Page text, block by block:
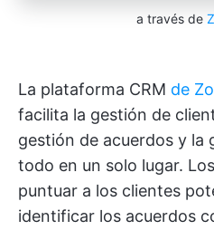
a través de
La plataforma CRM de
facilita la gestión de
gestión de acuerdos y la
todo en un solo lugar.
puntuar a los clientes
identificar los acuerdos